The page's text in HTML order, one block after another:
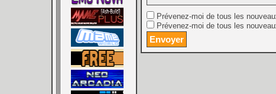
Prévenez-moi de tous les
Prévenez-moi de tous les